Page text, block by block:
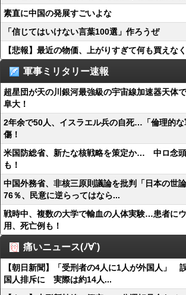
素直に中国の発展すごいよな
「信じてはいけない言葉100選」作ろうぜ
【悲報】最近の物価、上がりすぎて何も買えな
軍事ミリタリー速報
超星団が天の川銀河最強級の宇宙線加速器天体
阜大！
2年余で50人、イスラエル兵の自死…「倫理的な
傷！
米国防総省、新たな核戦略を策定か… 中ロ念
も！
中国外務省、非核三原則議論を批判「日本の世
76％、民意に逆らってはなら...
戦時中、複数の大学で輸血の人体実験…患者に
用、死亡例も！
痛いニュース(ﾉ∀`)
【朝日新聞】「受刑者の4人に1人が外国人」
国人排斥に 実際は約14人...